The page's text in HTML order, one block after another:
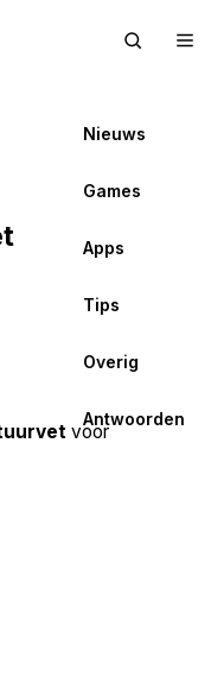
Nieuws
Games
Apps
Tips
Overig
Antwoorden
voor